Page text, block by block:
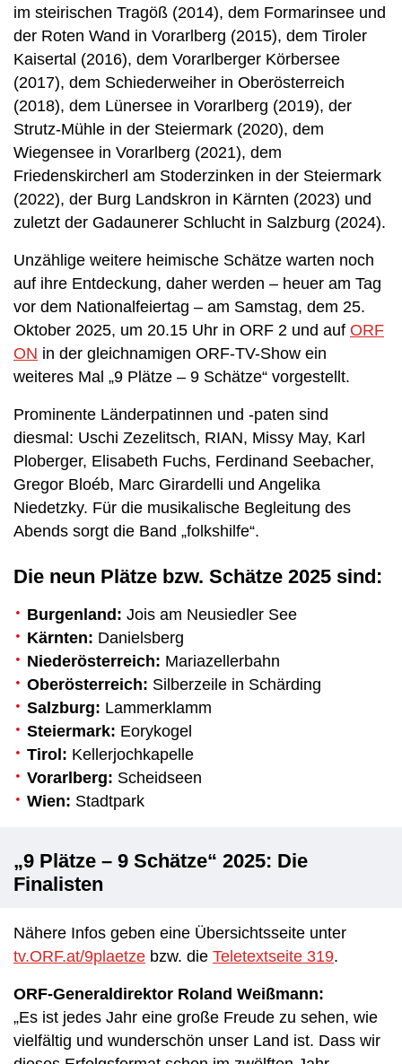
im steirischen Tragöß (2014), dem Formarinsee und
der Roten Wand in Vorarlberg (2015), dem Tiroler
Kaisertal (2016), dem Vorarlberger Körbersee
(2017), dem Schiederweiher in Oberösterreich
(2018), dem Lünersee in Vorarlberg (2019), der
Strutz-Mühle in der Steiermark (2020), dem
Wiegensee in Vorarlberg (2021), dem
Friedenskircherl am Stoderzinken in der Steiermark
(2022), der Burg Landskron in Kärnten (2023) und
zuletzt der Gadaunerer Schlucht in Salzburg (2024).
Unzählige weitere heimische Schätze warten noch
auf ihre Entdeckung, daher werden – heuer am Tag
vor dem Nationalfeiertag – am Samstag, dem 25.
Oktober 2025, um 20.15 Uhr in ORF 2 und auf ORF
ON in der gleichnamigen ORF-TV-Show ein
weiteres Mal „9 Plätze – 9 Schätze“ vorgestellt.
Prominente Länderpatinnen und -paten sind
diesmal: Uschi Zezelitsch, RIAN, Missy May, Karl
Ploberger, Elisabeth Fuchs, Ferdinand Seebacher,
Gregor Bloéb, Marc Girardelli und Angelika
Niedetzky. Für die musikalische Begleitung des
Abends sorgt die Band „folkshilfe“.
Die neun Plätze bzw. Schätze 2025 sind:
Burgenland: Jois am Neusiedler See
Kärnten: Danielsberg
Niederösterreich: Mariazellerbahn
Oberösterreich: Silberzeile in Schärding
Salzburg: Lammerklamm
Steiermark: Eorykogel
Tirol: Kellerjochkapelle
Vorarlberg: Scheidseen
Wien: Stadtpark
„9 Plätze – 9 Schätze“ 2025: Die
Finalisten
Nähere Infos geben eine Übersichtsseite unter
tv.ORF.at/9plaetze bzw. die Teletextseite 319.
ORF-Generaldirektor Roland Weißmann:
„Es ist jedes Jahr eine große Freude zu sehen, wie
vielfältig und wunderschön unser Land ist. Dass wir